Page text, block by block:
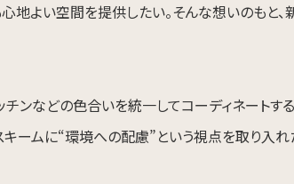
地よい空間を提供したい。そんな想いのもと
チンなどの色合いを統一してコーディネート
キームに“環境への配慮”という視点を取り入